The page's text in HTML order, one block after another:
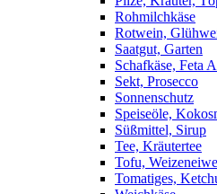
Rohmilchkäse
Rotwein,
Saatgut, Garten
Schafkäse, Feta
Sekt, Prosecco
Sonnenschutz
Speiseöle,
Süßmittel, Sirup
Tee, Kräutertee
Tofu,
Tomatiges,